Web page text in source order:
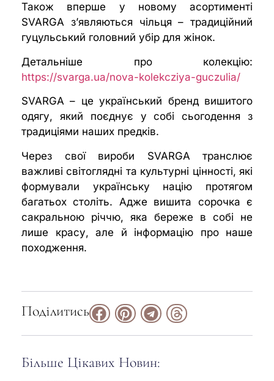
Також вперше у новому асортименті
SVARGA з’являються чільця – традиційний
гуцульський головний убір для жінок.
Детальніше про колекцію:
https://svarga.ua/nova-kolekcziya-guczulia/
SVARGA – це український бренд вишитого
одягу, який поєднує у собі сьогодення з
традиціями наших предків.
Через свої вироби SVARGA транслює
важливі світоглядні та культурні цінності, які
формували українську націю протягом
багатьох століть. Адже вишита сорочка є
сакральною річчю, яка береже в собі не
лише красу, але й інформацію про наше
походження.
Поділитись
Більше Цікавих Новин: